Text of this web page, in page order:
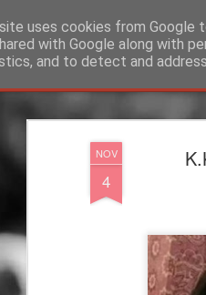
NOV
4
uses cookies from Google
with Google along with
and to detect and